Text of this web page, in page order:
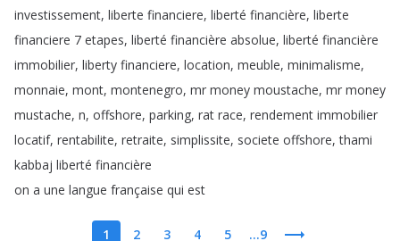
investissement, liberte financiere, liberté financière, liberte
financiere 7 etapes, liberté financière absolue, liberté financière
immobilier, liberty financiere, location, meuble, minimalisme,
monnaie, mont, montenegro, mr money moustache, mr money
mustache, n, offshore, parking, rat race, rendement immobilier
locatif, rentabilite, retraite, simplissite, societe offshore,thami
kabbaj liberté financière
on a une langue française qui est
1 2 3 4 5 ...9